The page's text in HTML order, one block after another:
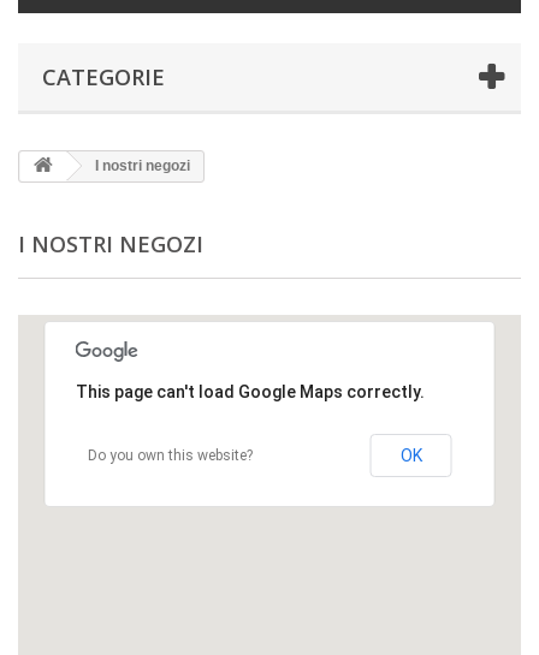
CATEGORIE
I nostri negozi
I NOSTRI NEGOZI
This page can't load Google Maps correctly.
Do you own this website? OK